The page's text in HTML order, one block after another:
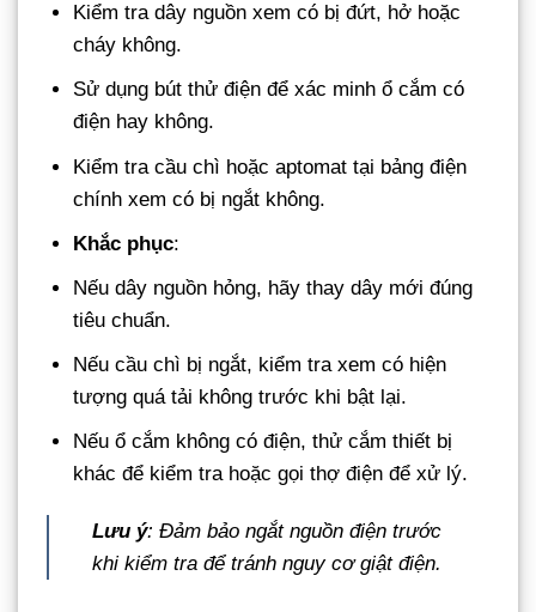
Kiểm tra dây nguồn xem có bị đứt, hở hoặc
cháy không.
Sử dụng bút thử điện để xác minh ổ cắm có
điện hay không.
Kiểm tra cầu chì hoặc aptomat tại bảng điện
chính xem có bị ngắt không.
Khắc phục:
Nếu dây nguồn hỏng, hãy thay dây mới đúng
tiêu chuẩn.
Nếu cầu chì bị ngắt, kiểm tra xem có hiện
tượng quá tải không trước khi bật lại.
Nếu ổ cắm không có điện, thử cắm thiết bị
khác để kiểm tra hoặc gọi thợ điện để xử lý.
Lưu ý: Đảm bảo ngắt nguồn điện trước
khi kiểm tra để tránh nguy cơ giật điện.